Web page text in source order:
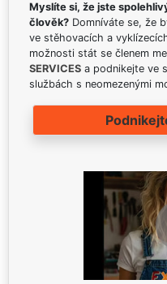
Myslíte si, že jste
člověk? Domníváte se, že
ve stěhovacích a
možnosti stát se členem
SERVICES a podnikejte ve
službách s neomezenými